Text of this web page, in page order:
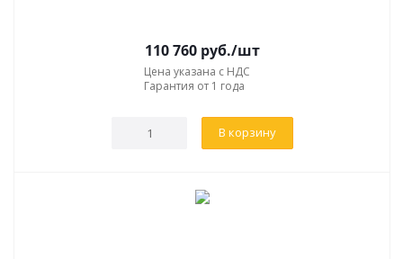
110 760 руб./шт
Цена указана с НДС
Гарантия от 1 года
В корзину